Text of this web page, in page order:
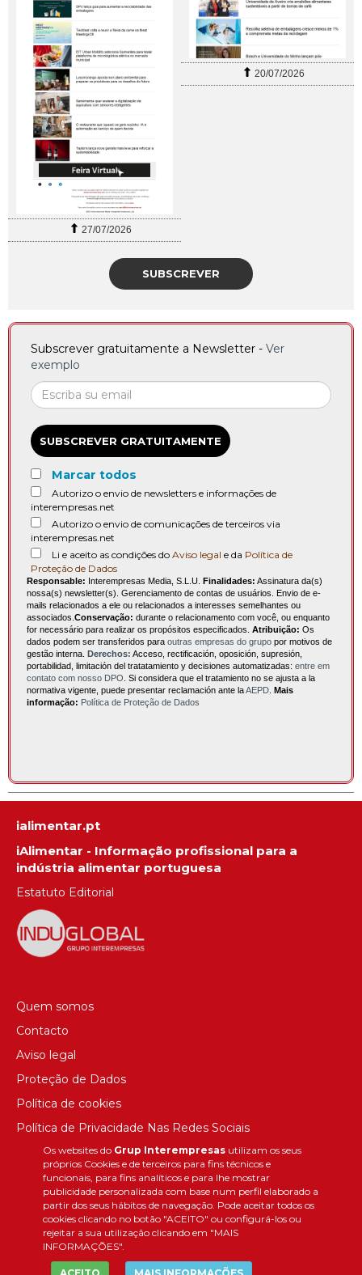
Os websites do Grup Interempresasutilizam os seus
próprios Cookies e de terceiros para fins técnicos e
funcionais, para fins analíticos e para lhe mostrar
publicidade personalizada com base num perfil elaborado a
partir dos seus hábitos de navegação. Pode aceitar todos os
cookies clicando no botão "ACEITO" ou configurá-los ou
rejeitar a sua utilização clicando em "MAIS
INFORMAÇÕES".
27/07/2026
20/07/2026
SUBSCREVER
Subscrever gratuitamente a Newsletter - Ver
exemplo
SUBSCREVER GRATUITAMENTE
Marcar todos
Autorizo o envio de newsletters e informações de
interempresas.net
Autorizo o envio de comunicações de terceiros via
interempresas.net
Li e aceito as condições do Aviso legal e da Política de
Proteção de Dados
Responsable: Interempresas Media, S.L.U. Finalidades: Assinatura da(s)
nossa(s) newsletter(s). Gerenciamento de contas de usuários. Envio de e-
mails relacionados a ele ou relacionados a interesses semelhantes ou
associados. Conservação: durante o relacionamento com você, ou enquanto
for necessário para realizar os propósitos especificados. Atribuição: Os
dados podem ser transferidos para outras empresas do grupo por motivos de
gestão interna. Derechos: Acceso, rectificación, oposición, supresión,
portabilidad, limitación del tratatamiento y decisiones automatizadas: entre em
contato com nosso DPO . Si considera que el tratamiento no se ajusta a la
normativa vigente, puede presentar reclamación ante laAEPD Mais
informação: Política de Proteção de Dados
ialimentar.pt
iAlimentar - Informação profissional para a
indústria alimentar portuguesa
Estatuto Editorial
Quem somos
Contacto
Aviso legal
Proteção de Dados
Política de cookies
Política de Privacidade Nas Redes Sociais
Canal de denúncias
Colaborações editoriais